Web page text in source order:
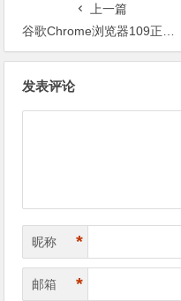
上一篇
谷歌Chrome浏览器109正式版-最后支持Win7/8.1的版本
发表评论
昵称 *
邮箱 *